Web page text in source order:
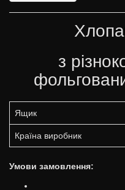
з
Ящик
Країна виробник
Умови замовлення: